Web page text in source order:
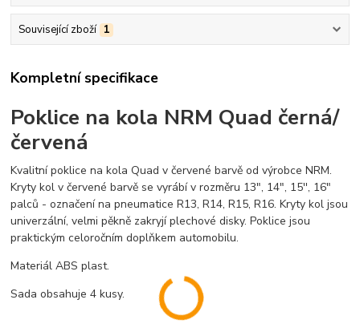
Související zboží 1
Kompletní specifikace
Poklice na kola NRM Quad černá/
červená
Kvalitní poklice na kola Quad v červené barvě od výrobce NRM.
Kryty kol v červené barvě se vyrábí v rozměru 13", 14", 15'', 16"
palců - označení na pneumatice R13, R14, R15, R16. Kryty kol jsou
univerzální, velmi pěkně zakryjí plechové disky. Poklice jsou
praktickým celoročním doplňkem automobilu.
Materiál ABS plast.
Sada obsahuje 4 kusy.